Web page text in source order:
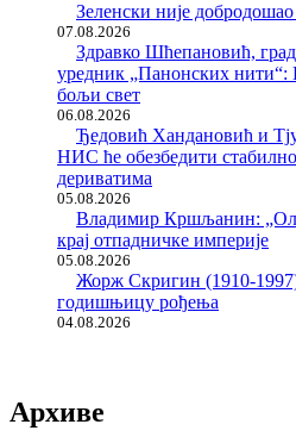
Зеленски није
07.08.2026
Здравко Шћепановић,
уредник „Панонских нити“:
бољи свет
06.08.2026
Ђедовић Хандановић и
НИС ће обезбедити
дериватима
05.08.2026
Владимир Кршљанин:
крај отпадничке империје
05.08.2026
Жорж Скригин (1910-
годишњицу рођења
04.08.2026
Архиве